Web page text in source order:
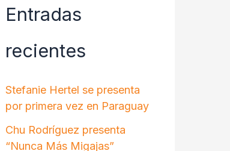
Entradas
recientes
Stefanie Hertel se presenta
por primera vez en Paraguay
Chu Rodríguez presenta
“Nunca Más Migajas”